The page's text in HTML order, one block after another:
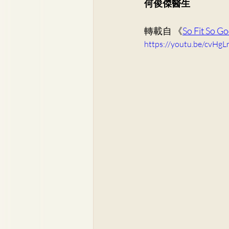
李崇義醫生
何俊傑醫生
轉載自 《So Fit So
https://youtu.be/